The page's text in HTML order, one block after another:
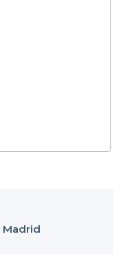
Madrid